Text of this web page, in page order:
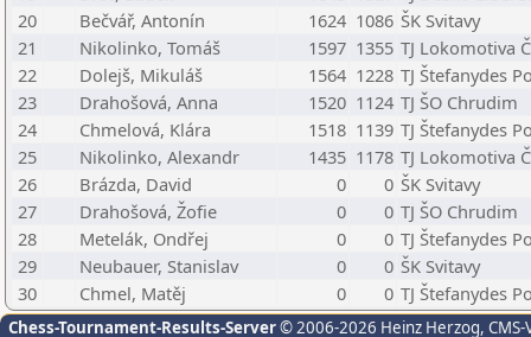
20
Bečvář, Antonín 1624 1086 ŠK Svitavy
21
Nikolinko, Tomáš 1597 1355 TJ Lokomotiva
22
Dolejš, Mikuláš 1564 1228 TJ Štefanydes
23
Drahošová, Anna 1520 1124 TJ ŠO Chrudim
24
Chmelová, Klára 1518 1139 TJ Štefanydes
25
Nikolinko, Alexandr 1435 1178 TJ Lokomotiva
26
Brázda, David 0 0 ŠK Svitavy
27
Drahošová, Žofie 0 0 TJ ŠO Chrudim
28
Metelák, Ondřej 0 0 TJ Štefanydes
29
Neubauer, Stanislav 0 0 ŠK Svitavy
30
Chmel, Matěj 0 0 TJ Štefanydes
Chess-Tournament-Results-Server© 2006-2026 Heinz Herzog,